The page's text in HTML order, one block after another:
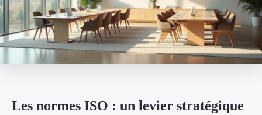
Les normes ISO : un levier stratégique